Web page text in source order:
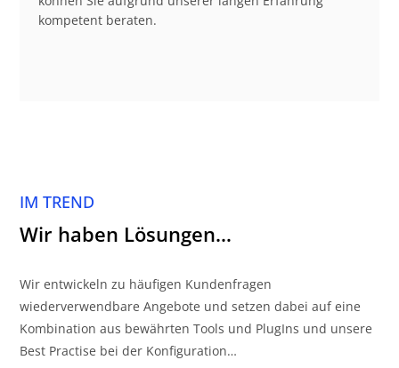
kompetent beraten.
IM TREND
Wir haben Lösungen…
Wir entwickeln zu häufigen Kundenfragen
wiederverwendbare Angebote und setzen dabei auf eine
Kombination aus bewährten Tools und PlugIns und unsere
Best Practise bei der Konfiguration…